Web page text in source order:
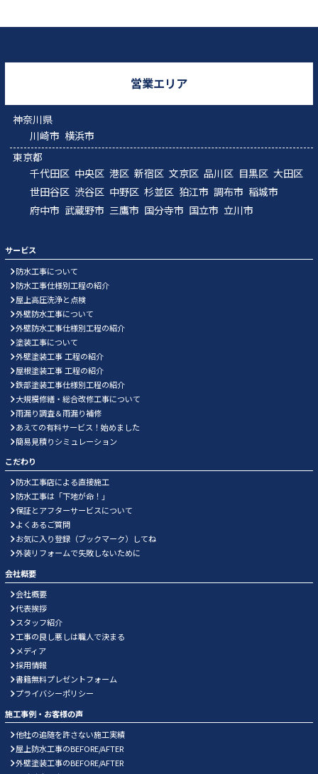
営業エリア
神奈川県
川崎市 横浜市
東京都
千代田区 中央区 港区 新宿区 文京区 品川区 目黒区 大田区
世田谷区 渋谷区 中野区 杉並区 狛江市 調布市 稲城市
府中市 武蔵野市 三鷹市 国分寺市 国立市 立川市
サービス
防水工事について
防水工事仕様別工程の紹介
屋上高圧洗浄と点検
外壁防水工事について
外壁防水工事仕様別工程の紹介
塗装工事について
外壁塗装工事 工程の紹介
屋根塗装工事 工程の紹介
鉄部塗装工事仕様別工程の紹介
大規模修繕・総合改修工事について
雨漏り調査＆雨漏り補修
あえての有料サービス！始めました
簡易見積りシミュレーション
こだわり
防水工事店による直接施工
防水工事は「下地が命！」
保証とアフターサービスについて
よくあるご質問
お気に入り登録（ブックマーク）してね
外装リフォームで失敗しないために
会社概要
会社概要
代表挨拶
スタッフ紹介
工事の良し悪しは職人で決まる
メディア
採用情報
書籍無料プレゼントフォーム
プライバシーポリシー
施工事例・お客様の声
他社の追随を許さない施工実績
屋上防水工事のBEFORE/AFTER
外壁塗装工事のBEFORE/AFTER